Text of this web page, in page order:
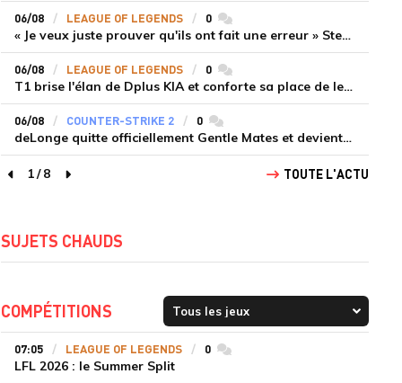
06/08 LEAGUE OF LEGENDS 0commentaires
« Je veux juste prouver qu'ils ont fait une erreur » Stend se confie sur son mercato chaotique et ses ambitions avec Shifters
06/08 LEAGUE OF LEGENDS 0commentaires
T1 brise l'élan de Dplus KIA et conforte sa place de leader en LCK 2026 Rounds 3-4
06/08 COUNTER-STRIKE 2 0commentaires
deLonge quitte officiellement Gentle Mates et devient agent libre
page précédente
1/8
page suivante
TOUTE L'ACTU
SUJETS CHAUDS
COMPÉTITIONS
07:05 LEAGUE OF LEGENDS 0commentaires
LFL 2026 : le Summer Split